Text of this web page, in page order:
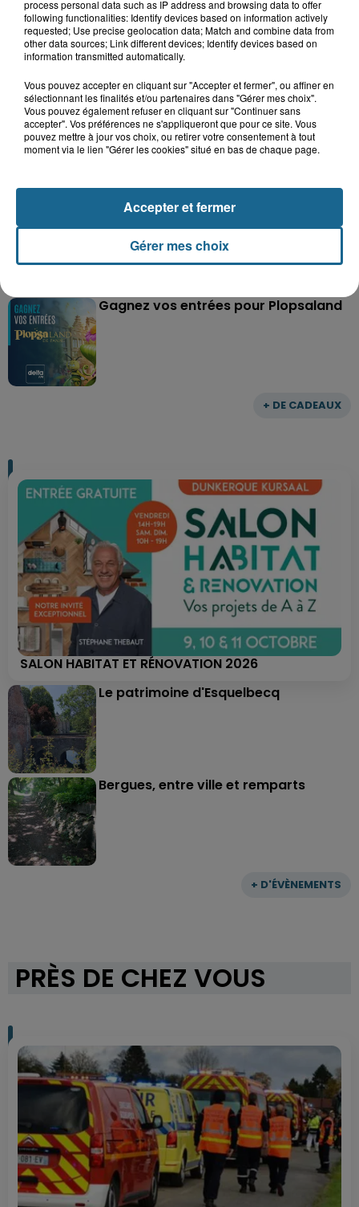
+ DE CADEAUX
Grand jeu de l'été : les cabines de plages
Gagnez vos entrées pour Dennlys
Parc
Gagnez vos entrées pour le parc
Bagatelle
Gagnez vos entrées pour Plopsaland
+ D'ÉVÈNEMENTS
SALON HABITAT ET RÉNOVATION 2026
Le patrimoine d'Esquelbecq
Bergues, entre ville et remparts
PRÈS DE CHEZ VOUS
process personal data such as IP address and browsing data to offer
following functionalities: Identify devices based on information actively
requested; Use precise geolocation data; Match and combine data from
other data sources; Link different devices; Identify devices based on
information transmitted automatically.
Vous pouvez accepter en cliquant sur "Accepter et fermer", ou affiner en
sélectionnant les finalités et/ou partenaires dans "Gérer mes choix".
Vous pouvez également refuser en cliquant sur "Continuer sans
accepter". Vos préférences ne s'appliqueront que pour ce site. Vous
pouvez mettre à jour vos choix, ou retirer votre consentement à tout
moment via le lien "Gérer les cookies" situé en bas de chaque page.
Gérer mes choix
Accepter et fermer